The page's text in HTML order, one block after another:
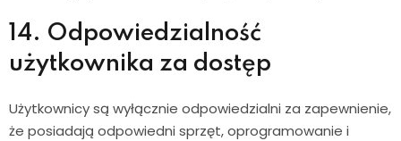
14. Odpowiedzialność
użytkownika za dostęp
Użytkownicy są wyłącznie odpowiedzialni za zapewnienie,
że posiadają odpowiedni sprzęt, oprogramowanie i